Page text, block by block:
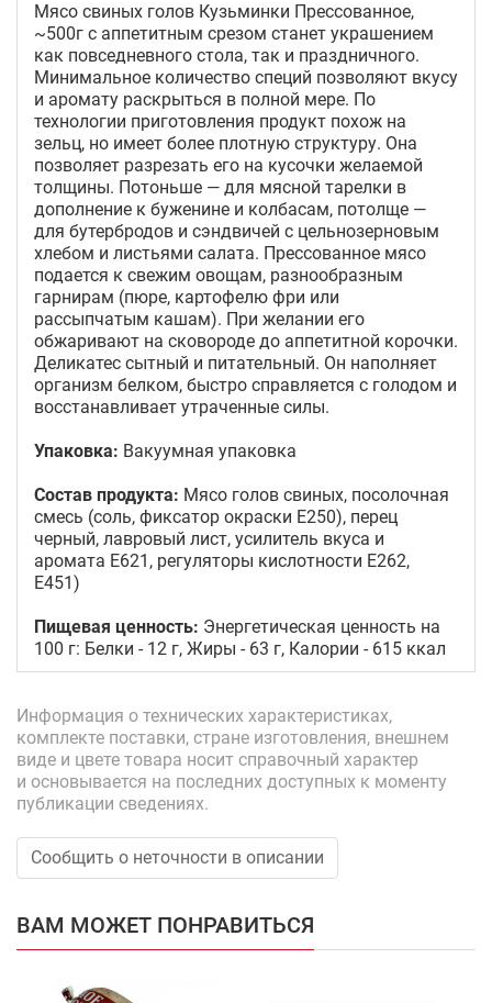
Мясо свиных голов Кузьминки Прессованное,
~500г с аппетитным срезом станет украшением
как повседневного стола, так и праздничного.
Минимальное количество специй позволяют вкусу
и аромату раскрыться в полной мере. По
технологии приготовления продукт похож на
зельц, но имеет более плотную структуру. Она
позволяет разрезать его на кусочки желаемой
толщины. Потоньше — для мясной тарелки в
дополнение к буженине и колбасам, потолще —
для бутербродов и сэндвичей с цельнозерновым
хлебом и листьями салата. Прессованное мясо
подается к свежим овощам, разнообразным
гарнирам (пюре, картофелю фри или
рассыпчатым кашам). При желании его
обжаривают на сковороде до аппетитной корочки.
Деликатес сытный и питательный. Он наполняет
организм белком, быстро справляется с голодом и
восстанавливает утраченные силы.
Упаковка: Вакуумная упаковка
Состав продукта: Мясо голов свиных, посолочная
смесь (соль, фиксатор окраски Е250), перец
черный, лавровый лист, усилитель вкуса и
аромата Е621, регуляторы кислотности Е262,
Е451)
Пищевая ценность: Энергетическая ценность на
100 г: Белки - 12 г, Жиры - 63 г, Калории - 615 ккал
Информация о технических характеристиках,
комплекте поставки, стране изготовления, внешнем
виде и цвете товара носит справочный характер
и основывается на последних доступных к моменту
публикации сведениях.
Сообщить о неточности в описании
ВАМ МОЖЕТ ПОНРАВИТЬСЯ